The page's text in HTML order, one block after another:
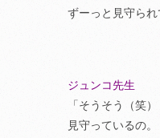
ずーっと見守られ
ジュンコ先生
「そうそう（笑）
見守っているの。